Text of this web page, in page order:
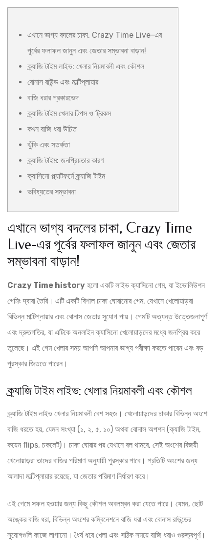
এখানে ভাগ্য বদলের চাকা, Crazy Time Live-এর
পূর্বের ফলাফল জানুন এবং জেতার সম্ভাবনা বাড়ান!
ক্র্যাজি টাইম লাইভ: খেলার নিয়মাবলী এবং কৌশল
বোনাস রাউন্ড এবং মাল্টিপ্লায়ার
বাজি ধরার প্রকারভেদ
ক্র্যাজি টাইম খেলার টিপস ও ট্রিকস
কখন বাজি ধরা উচিত
ঝুঁকি এবং সতর্কতা
ক্র্যাজি টাইম: জনপ্রিয়তার কারণ
ক্যাসিনো প্ল্যাটফর্মে ক্র্যাজি টাইম
ভবিষ্যতের সম্ভাবনা
এখানে ভাগ্য বদলের চাকা, Crazy Time
Live-এর পূর্বের ফলাফল জানুন এবং জেতার
সম্ভাবনা বাড়ান!
Crazy Time history হলো একটি লাইভ ক্যাসিনো গেম, যা ইভোলিউশন
গেমিং দ্বারা তৈরি। এটি একটি বিশাল চাকা ঘোরানোর গেম, যেখানে খেলোয়াড়রা
বিভিন্ন মাল্টিপ্লায়ার এবং বোনাস জেতার সুযোগ পায়। গেমটি অত্যন্ত উত্তেজনাপূর্ণ
এবং দ্রুতগতির, যা এটিকে অনলাইন ক্যাসিনো খেলোয়াড়দের মধ্যে জনপ্রিয় করে
তুলেছে। এই গেম খেলার সময় আপনি আপনার ভাগ্য পরীক্ষা করতে পারেন এবং বড়
পুরস্কার জিততে পারেন।
ক্র্যাজি টাইম লাইভ: খেলার নিয়মাবলী এবং কৌশল
ক্র্যাজি টাইম লাইভ খেলার নিয়মাবলী বেশ সহজ। খেলোয়াড়দের চাকার বিভিন্ন অংশে
বাজি ধরতে হয়, যেমন সংখ্যা (১, ২, ৫, ১০) অথবা বোনাস অপশন (ক্যাজি টাইম,
কয়েন flips, চকলেট)। চাকা ঘোরার পর যেখানে বল থামবে, সেই অংশের বিজয়ী
খেলোয়াড়রা তাদের বাজির পরিমাণ অনুযায়ী পুরস্কার পাবে। প্রতিটি অংশের জন্য
আলাদা মাল্টিপ্লায়ার রয়েছে, যা জেতার পরিমাণ নির্ধারণ করে।
এই গেমে সফল হওয়ার জন্য কিছু কৌশল অবলম্বন করা যেতে পারে। যেমন, ছোট
অঙ্কের বাজি ধরা, বিভিন্ন অংশের কম্বিনেশনে বাজি ধরা এবং বোনাস রাউন্ডের
সুযোগগুলি কাজে লাগানো। ধৈর্য ধরে খেলা এবং সঠিক সময়ে বাজি ধরাও গুরুত্বপূর্ণ।